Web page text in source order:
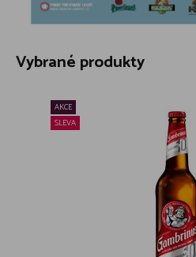
Vybrané produkty
AKCE
SLEVA